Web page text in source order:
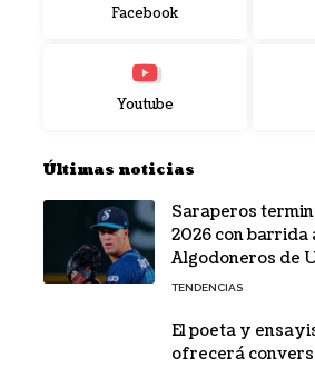
Facebook
Youtube
Últimas noticias
Saraperos
2026 con barrida
Algodoneros de
TENDENCIAS
El poeta y
ofrecerá